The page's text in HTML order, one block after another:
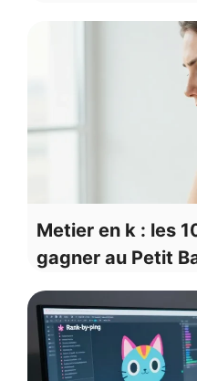
Metier en k : les
gagner au Petit